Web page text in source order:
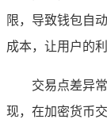
限，导致钱包自
成本，让用户的
交易点差异
现，在加密货币